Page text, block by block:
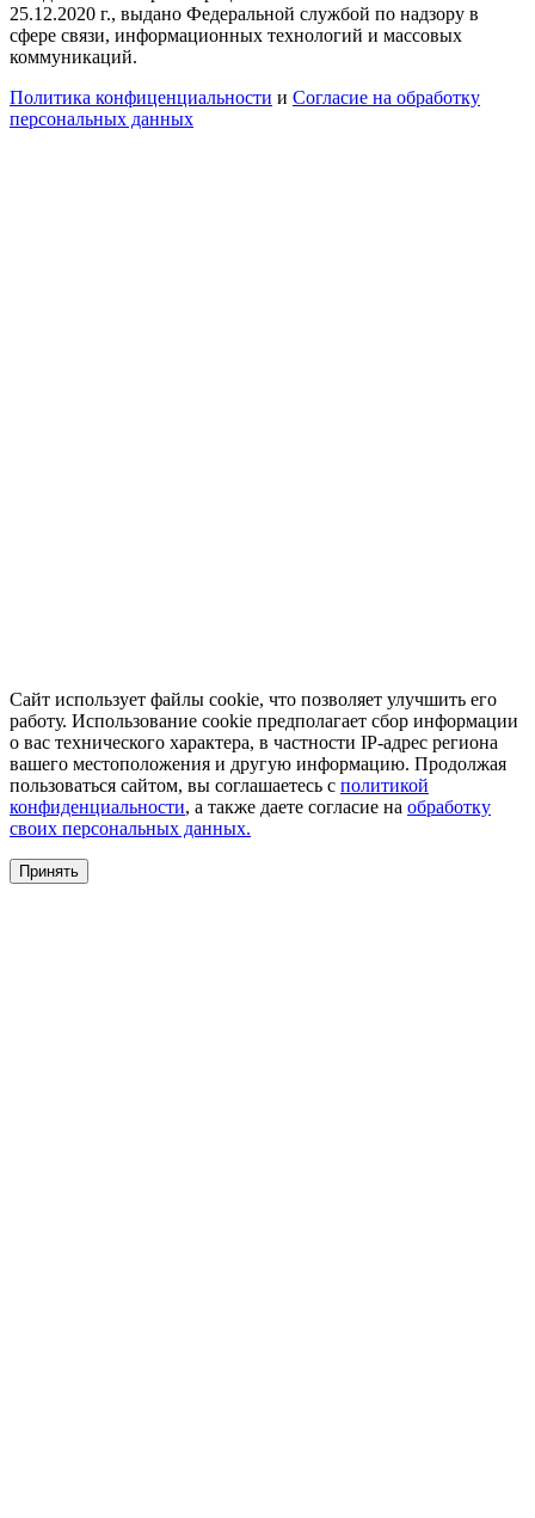
25.12.2020 г., выдано Федеральной службой по надзору в
сфере связи, информационных технологий и массовых
коммуникаций.
Политика конфиценциальности и Согласие на обработку
персональных данных
Сайт использует файлы cookie, что позволяет улучшить его
работу. Использование cookie предполагает сбор информации
о вас технического характера, в частности IP-адрес региона
вашего местоположения и другую информацию. Продолжая
пользоваться сайтом, вы соглашаетесь с политикой
конфиденциальности, а также даете согласие на обработку
своих персональных данных.
Принять